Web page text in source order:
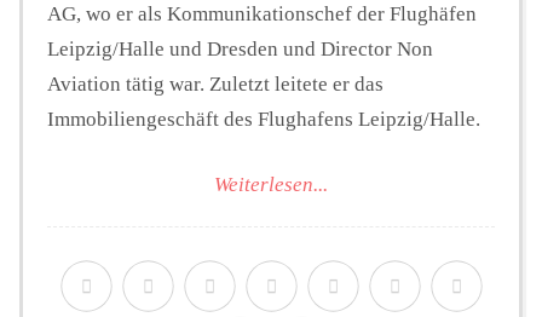
AG, wo er als Kommunikationschef der Flughäfen
Leipzig/Halle und Dresden und Director Non
Aviation tätig war. Zuletzt leitete er das
Immobiliengeschäft des Flughafens Leipzig/Halle.
Weiterlesen...